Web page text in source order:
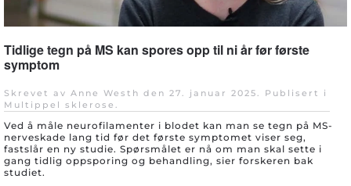
Tidlige tegn på MS kan spores opp til ni år før første
symptom
Skrevet av Anne Westh den 27. januar 2025. Publisert i
Multippel sklerose .
Ved å måle neurofilamenter i blodet kan man se tegn på MS-
nerveskade lang tid før det første symptomet viser seg,
fastslår en ny studie. Spørsmålet er nå om man skal sette i
gang tidlig oppsporing og behandling, sier forskeren bak
studiet.